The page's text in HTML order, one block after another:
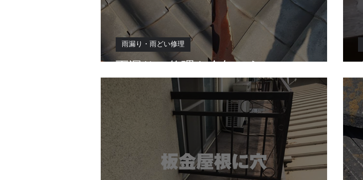
雨漏りの修理を今年のうちにっ！
雨漏り・雨どい修理